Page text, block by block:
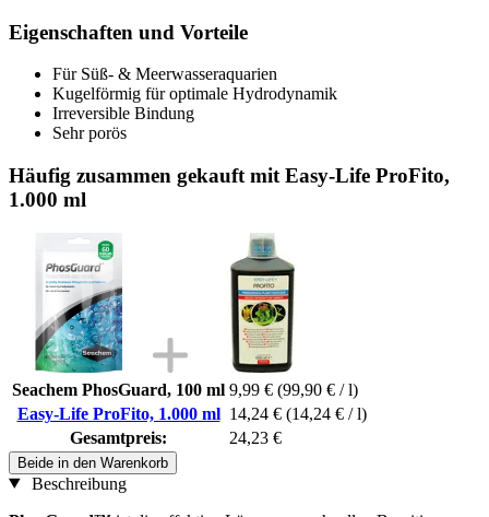
Eigenschaften und Vorteile
Für Süß- & Meerwasseraquarien
Kugelförmig für optimale Hydrodynamik
Irreversible Bindung
Sehr porös
Häufig zusammen gekauft mit Easy-Life ProFito,
1.000 ml
Seachem PhosGuard, 100 ml 9,99 € (99,90 € / l)
Easy-Life ProFito, 1.000 ml 14,24 € (14,24 € / l)
Gesamtpreis:
24,23 €
Beide in den Warenkorb
Beschreibung